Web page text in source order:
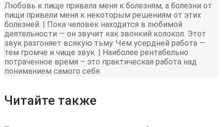
Любовь к пище привела меня к болезням, а болезни от
пищи привели меня к некоторым решениям от этих
болезней. | Пока человек находится в любимой
деятельности — он звучит как звонкий колокол. Этот
звук разгоняет всякую тьму. Чем усердней работа —
тем громче и чище звук. | Наиболее рентабельно
потраченное время – это практическая работа над
пониманием самого себя.
Читайте также